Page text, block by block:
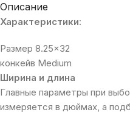
Описание
Характеристики:
Размер 8.25×32
конкейв Medium
Ширина и длина
Главные параметры при
измеряется в дюймах, а